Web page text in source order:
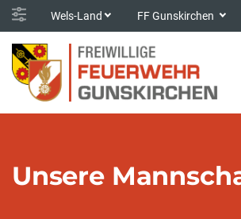
Wels-Land FF Gunskirchen
Unsere